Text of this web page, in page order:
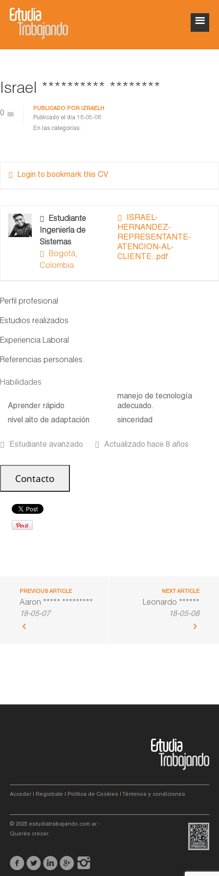
Israel ********** ********
0
PUBLICADO POR IZRAELH
Publicado el día 18-05-08
En las categorías:
Login to bookmark this CV
ISRAEL-
HERNANDEZ-
REPRESENTANTE-
ATENCION-AL-
CLIENTE..pdf
Estudiante
Ingeniería de
Sistemas
Bogotá,
Colombia
Perfil profesional
Estudios realizados
Experiencia Laboral
Referencias personales.
Habilidades
Aprender rápido
manejo de tecnología
adecuado.
nivel alto de adaptación
sinceridad
Estudiante avanzado Actualizado hace 8 años
PREVIOUS ARTICLE
Aaron ***** *********
18-05-07
NEXT ARTICLE
Leonardo ******
18-05-08
Acceder Registrate Política de Cookies Términos y condiciones
© 2023 estudiatrabajando.com.ar -
Querés crecer.